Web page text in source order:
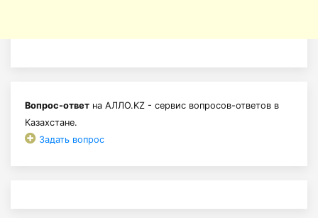
Вопрос-ответ на АЛЛО.KZ - сервис вопросов-ответов в
Казахстане.
Задать вопрос